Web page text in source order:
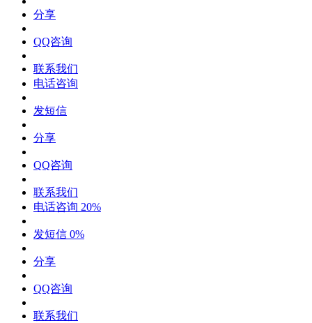
分享
QQ咨询
联系我们
电话咨询
发短信
分享
QQ咨询
联系我们
电话咨询 20%
发短信 0%
分享
QQ咨询
联系我们